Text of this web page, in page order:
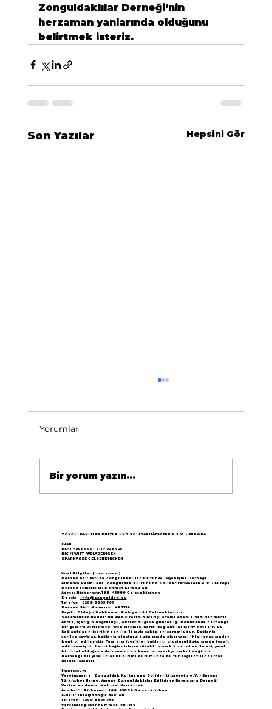
Zonguldaklılar Derneği‘nin
herzaman yanlarında olduğunu
belirtmek isteriz.
Son Yazılar Hepsini Gör
büyük yankı uyandırdı...
Yorumlar
Bir yorum yazın...
ZONGULDAKLILAR KULTUR UND SOLIDARITÄTSVEREIN E.V. - EUROPA
IBAN
DE41 4205 0001 0117 0264 25
BIC /SWIFT WELADED1GEK
SPARKASSE GELSENKIRCHEN
Yasal Bilgiler (Impressum)
Dernek Adı: Avrupa Zonguldaklılar Kültür ve Dayanışma Derneği
Almanca Resmi Adı: Zonguldak Kultur und Solidaritätsverein e.V. - Europa
Dernek Temsilcisi: Mehmet Karakulak
Adres: Bickernstr.166 45889 Gelsenkirchen
E-posta: info@zonguldak.eu
Telefon: 0209 8805 765
Dernek Sicil Numarası: VR 1534
Kayıtlı Olduğu Mahkeme: Amtsgericht Gelsenkirchen
Sorumluluk Reddi: Bu web sitesinin içeriği azami özenle hazırlanmıştır.
Ancak, içeriğin doğruluğu, eksiksizliği ve güncelliği konusunda herhangi
bir garanti verilemez. Web sitemiz, harici bağlantılar içermektedir. Bu
bağlantıların içeriğinden ilgili sayfa sahipleri sorumludur. Bağlantı
verilen sayfalar, bağlantı oluşturulduğu sırada olası yasal ihlaller açısından
kontrol edilmiştir. Yasa dışı içerikler bağlantı oluşturulduğu sırada tespit
edilmemiştir. Harici bağlantıların sürekli olarak kontrol edilmesi, yasal
bir ihlal olduğuna dair somut bir kanıt olmadıkça makul değildir.
Herhangi bir yasal ihlal bildirimi durumunda bu tür bağlantılar derhal
kaldırılacaktır.
Impressum
Vereinsname: Zonguldak Kultur und Solidaritätsverein e.V. - Europa
Türkischer Name: Avrupa Zonguldaklılar Kültür ve Dayanışma Derneği
Vertreten durch: Mehmet Karakulak
Anschrift: Bickernstr.166 45889 Gelsenkirchen
E-Mail: info@zonguldak.eu
Telefon: 0209 8805 765
Vereinsregister-Nummer: VR 1534